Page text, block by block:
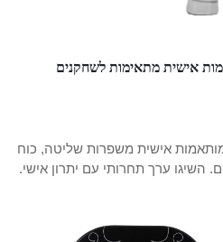
אישית מתאימות לשחקנים
אישית משפרות שליטה, כוח
השיגו ערך תחרותי עם יתרון אישי.